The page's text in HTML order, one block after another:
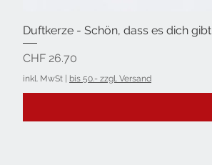
Duftkerze - Schön, dass es dich gibt
Preis
CHF 26.70
inkl. MwSt | bis 50.- zzgl. Versand